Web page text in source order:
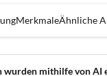
MerkmaleÄhnliche
wurden mithilfe von AI